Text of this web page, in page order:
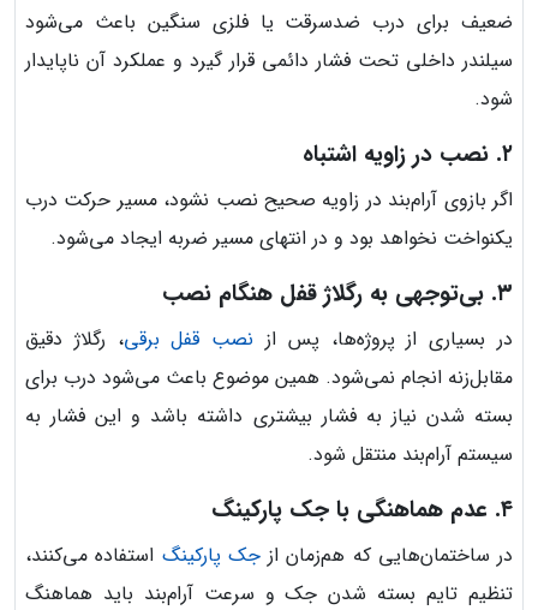
ضعیف برای درب ضدسرقت یا فلزی سنگین باعث می‌شود
سیلندر داخلی تحت فشار دائمی قرار گیرد و عملکرد آن ناپایدار
شود.
۲. نصب در زاویه اشتباه
اگر بازوی آرام‌بند در زاویه صحیح نصب نشود، مسیر حرکت درب
یکنواخت نخواهد بود و در انتهای مسیر ضربه ایجاد می‌شود.
۳. بی‌توجهی به رگلاژ قفل هنگام نصب
در بسیاری از پروژه‌ها، پس از نصب قفل برقی، رگلاژ دقیق
مقابل‌زنه انجام نمی‌شود. همین موضوع باعث می‌شود درب برای
بسته شدن نیاز به فشار بیشتری داشته باشد و این فشار به
سیستم آرام‌بند منتقل شود.
۴. عدم هماهنگی با جک پارکینگ
در ساختمان‌هایی که هم‌زمان ازجک پارکینگ استفاده می‌کنند،
تنظیم تایم بسته شدن جک و سرعت آرام‌بند باید هماهنگ